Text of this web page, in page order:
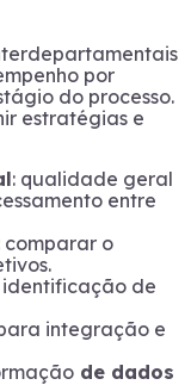
por
do processo.
estratégias e
: qualidade geral
entre
comparar o
de
integração e
de dados